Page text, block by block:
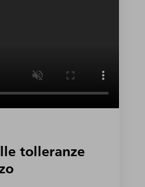
tolleranze